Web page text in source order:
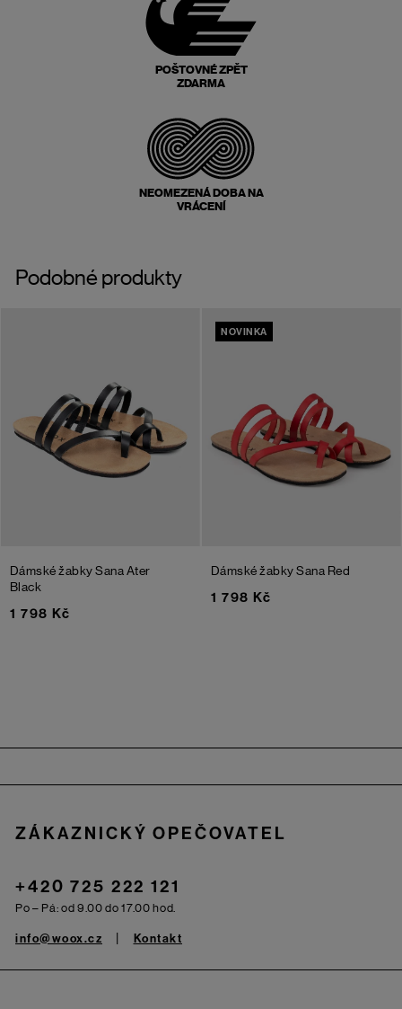
POŠTOVNÉ ZPĚT
ZDARMA
NEOMEZENÁ DOBA NA
VRÁCENÍ
Podobné produkty
Dámské žabky Sana Ater
Black
1 798 Kč
NOVINKA
Dámské žabky Sana Red
1 798 Kč
ZÁKAZNICKÝ OPEČOVATEL
+420 725 222 121
Po – Pá: od 9.00 do 17.00 hod.
info@woox.cz Kontakt